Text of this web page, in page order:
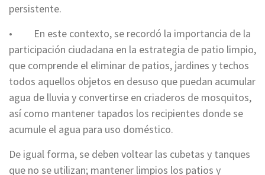
persistente.
• En este contexto, se recordó la importancia de la
participación ciudadana en la estrategia de patio limpio,
que comprende el eliminar de patios, jardines y techos
todos aquellos objetos en desuso que puedan acumular
agua de lluvia y convertirse en criaderos de mosquitos,
así como mantener tapados los recipientes donde se
acumule el agua para uso doméstico.
De igual forma, se deben voltear las cubetas y tanques
que no se utilizan; mantener limpios los patios y